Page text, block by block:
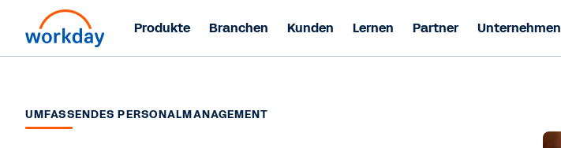
Produkte Branchen Kunden Lernen Partner Unternehmen
UMFASSENDES PERSONALMANAGEMENT